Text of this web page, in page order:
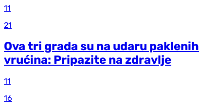
11
21
Ova tri grada su na udaru paklenih
vrućina: Pripazite na zdravlje
11
16